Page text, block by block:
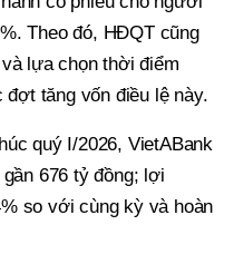
Theo đó, HĐQT cũng
lựa chọn thời điểm
tăng vốn điều lệ này.
quý I/2026, VietABank
676 tỷ đồng; lợi
so với cùng kỳ và hoàn